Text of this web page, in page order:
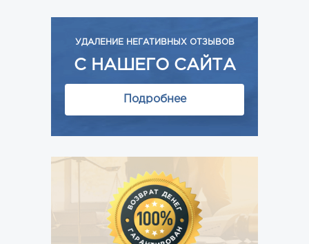
УДАЛЕНИЕ НЕГАТИВНЫХ ОТЗЫВОВ
С НАШЕГО САЙТА
Подробнее